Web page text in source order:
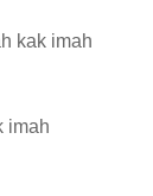
kak imah
imah